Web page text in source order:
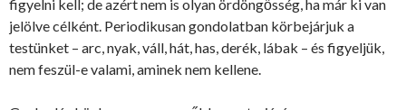
figyelni kell; de azért nem is olyan ördöngősség, ha már ki van
jelölve célként. Periodikusan gondolatban körbejárjuk a
testünket – arc, nyak, váll, hát, has, derék, lábak – és figyeljük,
nem feszül-e valami, aminek nem kellene.